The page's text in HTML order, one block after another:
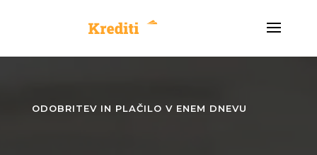
ODOBRITEV IN PLAČILO V ENEM DNEVU